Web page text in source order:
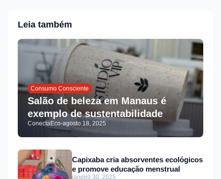
Leia também
Consumo Consciente
Salão de beleza em Manaus é
exemplo de sustentabilidade
ConectaEco-agosto 18, 2025
Capixaba cria absorventes ecológicos
e promove educação menstrual
janeiro 30, 2025